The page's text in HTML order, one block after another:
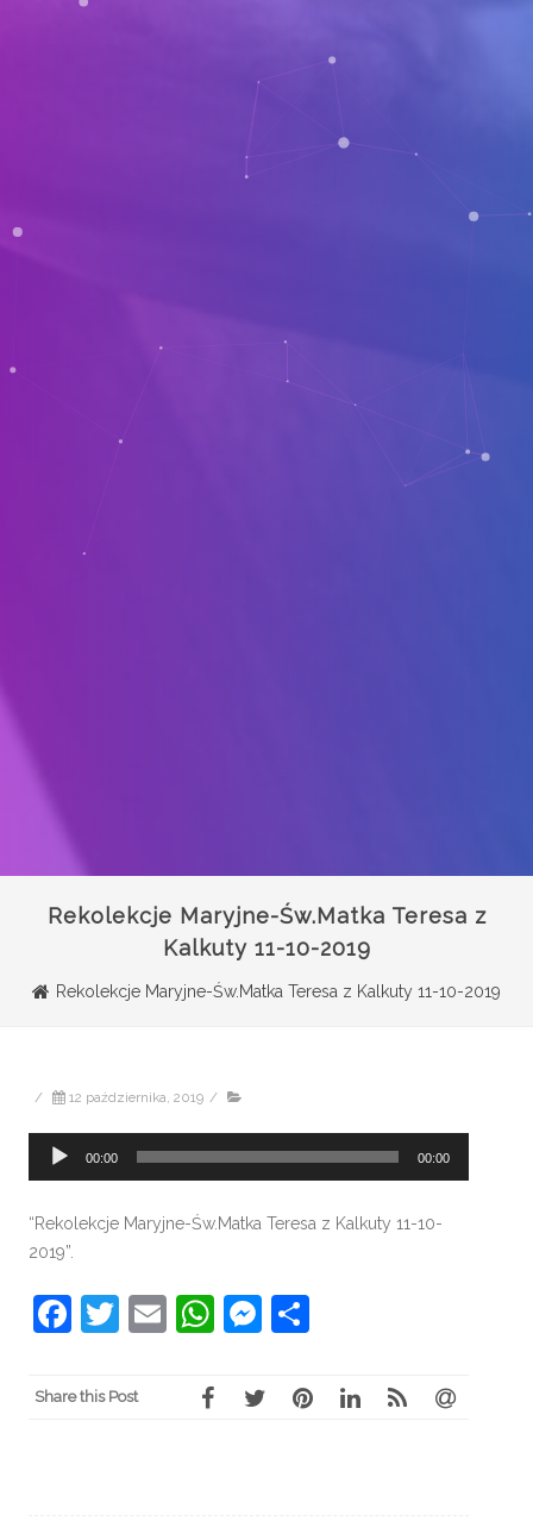
Rekolekcje Maryjne-Św.Matka Teresa z
Kalkuty 11-10-2019
Rekolekcje Maryjne-Św.Matka Teresa z Kalkuty 11-10-2019
/ 12 października, 2019 /
Odtwarzacz
00:00 00:00
“Rekolekcje Maryjne-Św.Matka Teresa z Kalkuty 11-10-
2019”.
Facebook
Twitter
EmailWhatsApp
Messenger
Share this Post